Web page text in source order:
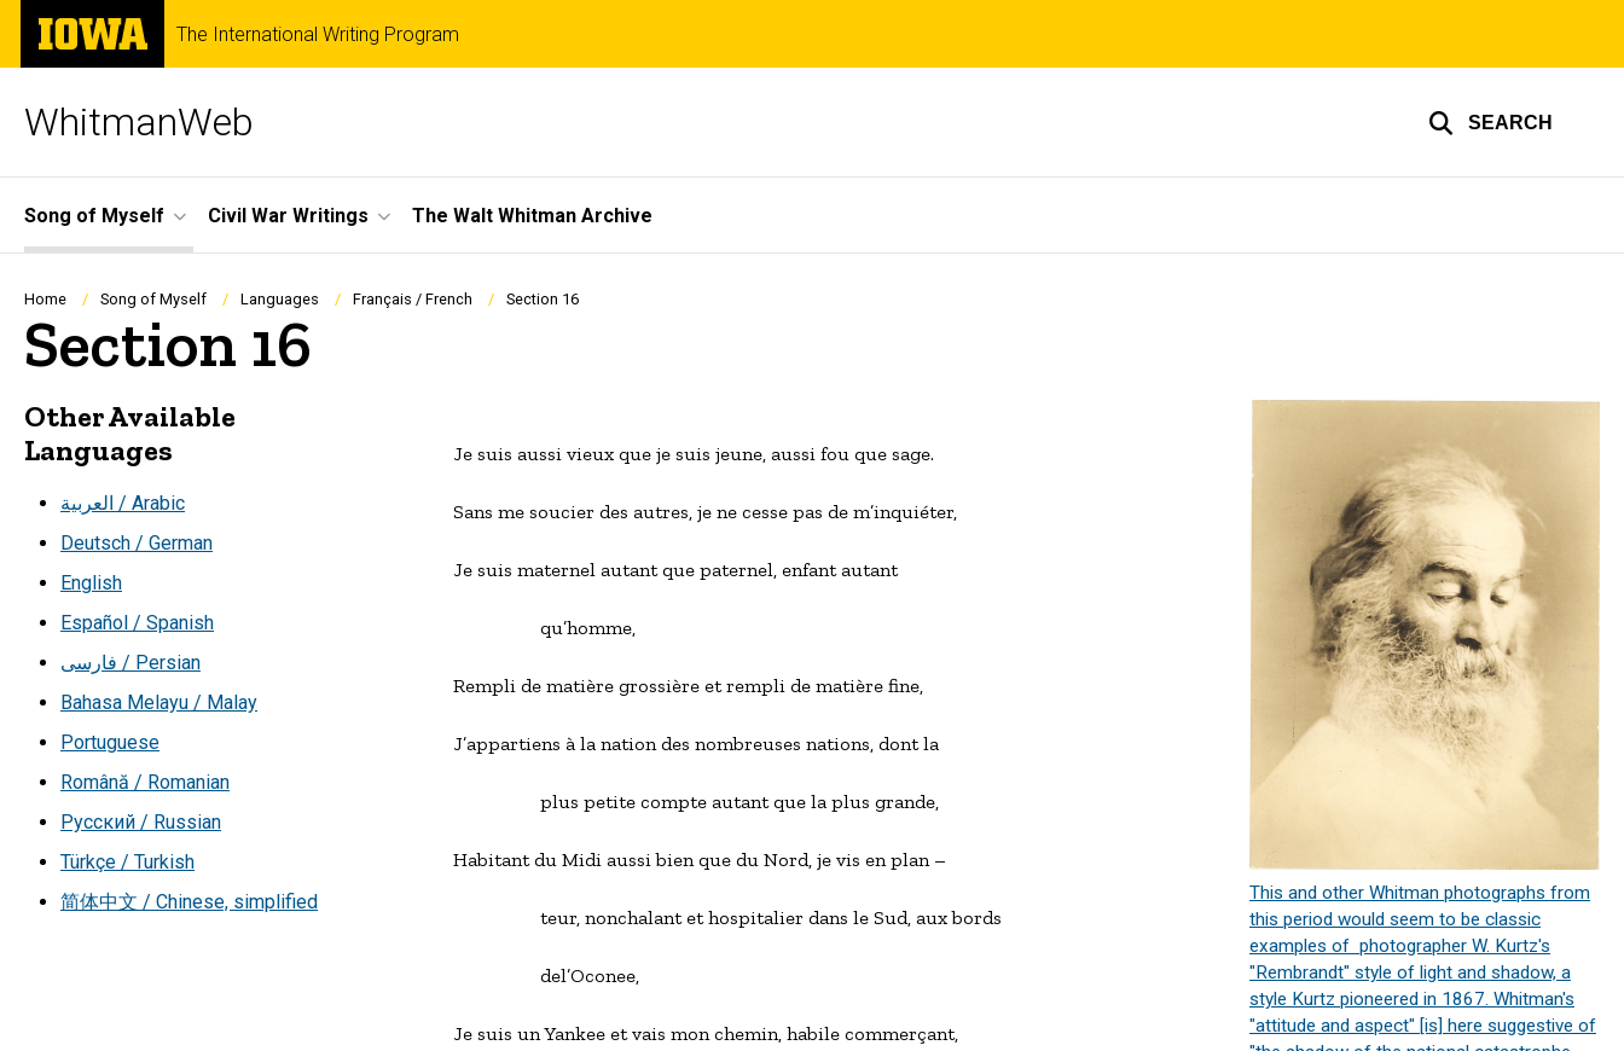
Skip
main
The
University
of
The International Writing Program
WhitmanWeb SEARCH
Site
Main
Navigation
Song of Myself Civil War Writings The Walt Whitman Archive
Breadcrumb
Home Song of Myself Languages Français / French Section 16
Section 16
Other Available
Languages
العربية / Arabic
Deutsch / German
English
Español / Spanish
فارسی / Persian
Bahasa Melayu / Malay
Portuguese
Română / Romanian
Русский / Russian
Türkçe / Turkish
简体中文 / Chinese, simplified
Je suis aussi vieux que je suis jeune, aussi fou que sage.
Sans me soucier des autres, je ne cesse pas de m’inquiéter,
Je suis maternel autant que paternel, enfant autant
                  qu’homme,
Rempli de matière grossière et rempli de matière fine,
J’appartiens à la nation des nombreuses nations, dont la
                  plus petite compte autant que la plus grande,
Habitant du Midi aussi bien que du Nord, je vis en plan –
                  teur, nonchalant et hospitalier dans le Sud, aux bords
                  del’Oconee,
Je suis un Yankee et vais mon chemin, habile commerçant,
This and other Whitman photographs from
this period would seem to be classic
examples of photographer W. Kurtz's
"Rembrandt" style of light and shadow, a
style Kurtz pioneered in 1867. Whitman's
"attitude and aspect" [is] here suggestive of